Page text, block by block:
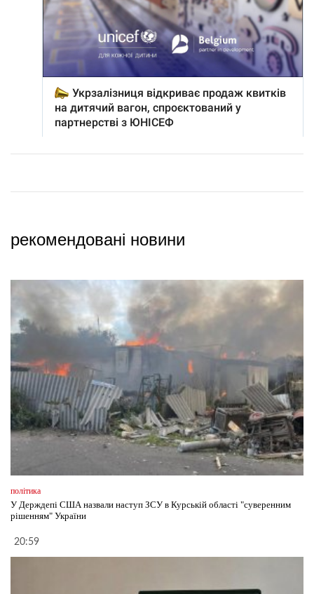
рекомендовані новини
політика
У Держдепі США назвали наступ ЗСУ в Курській області "суверенним
рішенням" України
20:59